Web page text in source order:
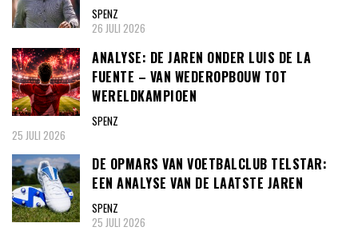
SPENZ
26 JULI 2026
ANALYSE: DE JAREN ONDER LUIS DE LA
FUENTE – VAN WEDEROPBOUW TOT
WERELDKAMPIOEN
SPENZ
25 JULI 2026
DE OPMARS VAN VOETBALCLUB TELSTAR:
EEN ANALYSE VAN DE LAATSTE JAREN
SPENZ
25 JULI 2026